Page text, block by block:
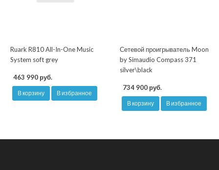
Ruark R810 All-In-One Music
System soft grey
463 990 руб.
В корзину В избранное
Сетевой проигрыватель Moon
by Simaudio Compass 371
silver\black
734 900 руб.
В корзину В избранное